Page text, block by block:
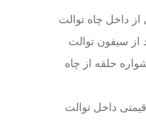
از داخل چاه توالت
از سیفون توالت
حلقه از چاه
داخل توالت